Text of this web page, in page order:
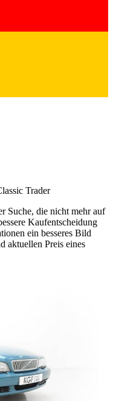
Trader
Suche, die nicht mehr auf
Kaufentscheidung
ein besseres Bild
aktuellen Preis eines